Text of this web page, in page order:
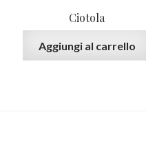
Ciotola
Aggiungi al carrello